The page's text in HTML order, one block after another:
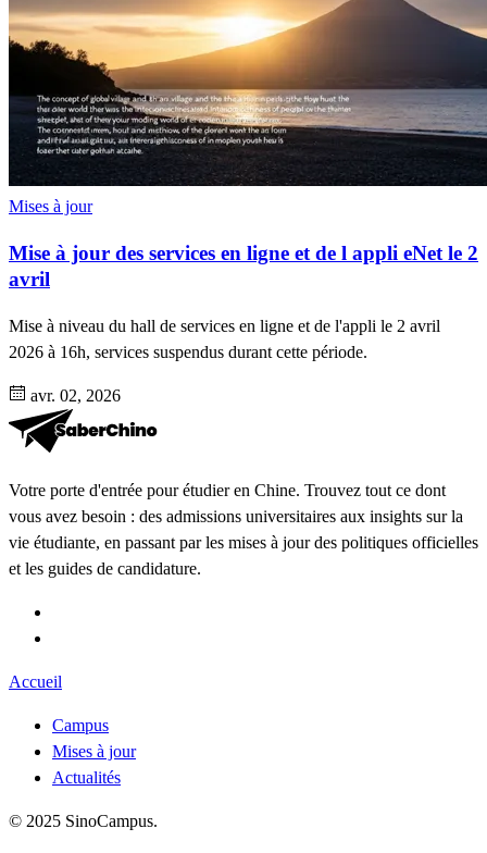
Mises à jour
Mise à jour des services en ligne et de l appli eNet le 2
avril
Mise à niveau du hall de services en ligne et de l'appli le 2 avril
2026 à 16h, services suspendus durant cette période.
avr. 02, 2026
Votre porte d'entrée pour étudier en Chine. Trouvez tout ce dont
vous avez besoin : des admissions universitaires aux insights sur la
vie étudiante, en passant par les mises à jour des politiques officielles
et les guides de candidature.
Accueil
Campus
Mises à jour
Actualités
© 2025 SinoCampus.